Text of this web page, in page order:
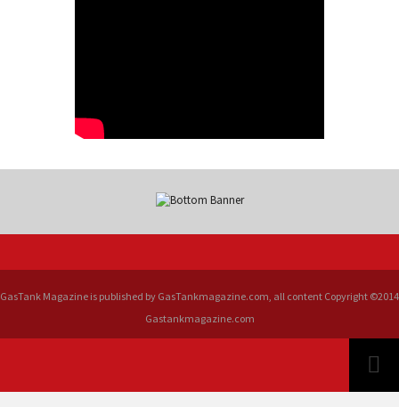
GasTank Magazine is published by GasTankmagazine.com, all content Copyright ©2014
Gastankmagazine.com